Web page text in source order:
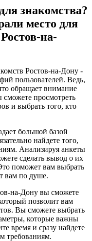
знакомства?
место для
на-
Ростов-на-Дону -
пользователей. Ведь,
обращает внимание
сможете просмотреть
и выбрать того, кто
большой базой
найдете того,
Анализируя анкеты
сделать вывод о их
поможет вам выбрать
вам по душе.
на-Дону вы сможете
позволит вам
Вы сможете выбрать
которые важны
время и сразу найдете
требованиям.